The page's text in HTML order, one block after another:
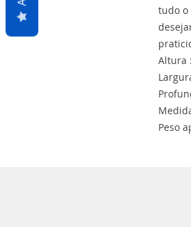
tudo o
Altura
Peso